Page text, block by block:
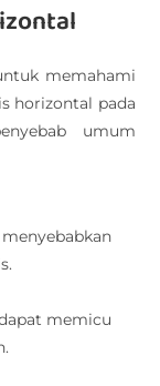
memahami
horizontal pada
umum
memicu